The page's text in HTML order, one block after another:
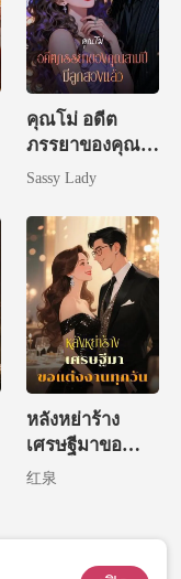
คุณโม่ อดีต
ภรรยาของคุณ
สามปีมีลูกสอง
Sassy Lady
หลังหย่าร้าง
เศรษฐีมาขอ
แต่งงานทุกวัน
红泉